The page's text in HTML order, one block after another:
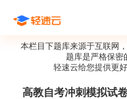
本栏目下题库来源于互联网
题库是严格保密
轻速云给您提供更
高教自考冲刺模拟试